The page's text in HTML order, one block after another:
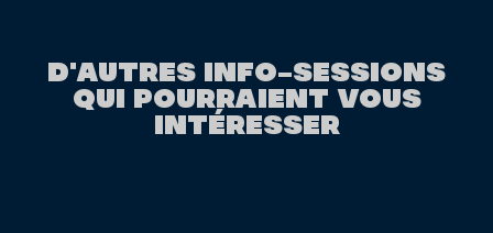
D'AUTRES INFO-SESSIONS
QUI POURRAIENT VOUS
INTÉRESSER